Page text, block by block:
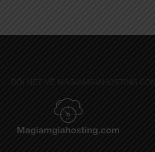
ĐÔI NÉT VỀ MAGIAMGIAHOSTING.COM